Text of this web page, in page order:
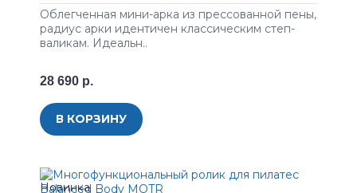
Облегченная мини-арка из прессованной пены,
радиус арки идентичен классическим степ-
валикам. Идеальн..
28 690 р.
В КОРЗИНУ